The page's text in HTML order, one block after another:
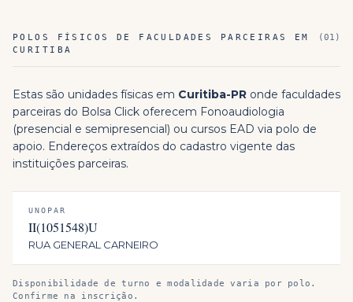
POLOS FÍSICOS DE FACULDADES PARCEIRAS EM
CURITIBA
(01 )
Estas são unidades físicas em Curitiba-PR onde faculdades
parceiras do Bolsa Click oferecem Fonoaudiologia
(presencial e semipresencial) ou cursos EAD via polo de
apoio. Endereços extraídos do cadastro vigente das
instituições parceiras.
UNOPAR
II(1051548)U
RUA GENERAL CARNEIRO
Disponibilidade de turno e modalidade varia por polo.
Confirme na inscrição.